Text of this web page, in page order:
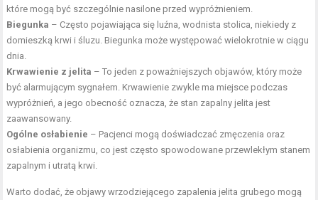
które mogą być szczególnie nasilone przed wypróżnieniem.
Biegunka – Często pojawiająca się luźna, wodnista stolica, niekiedy z
domieszką krwi i śluzu. Biegunka może występować wielokrotnie w ciągu
dnia.
Krwawienie z jelita – To jeden z poważniejszych objawów, który może
być alarmującym sygnałem. Krwawienie zwykle ma miejsce podczas
wypróżnień, a jego obecność oznacza, że stan zapalny jelita jest
zaawansowany.
Ogólne osłabienie – Pacjenci mogą doświadczać zmęczenia oraz
osłabienia organizmu, co jest często spowodowane przewlekłym stanem
zapalnym i utratą krwi.
Warto dodać, że objawy wrzodziejącego zapalenia jelita grubego mogą